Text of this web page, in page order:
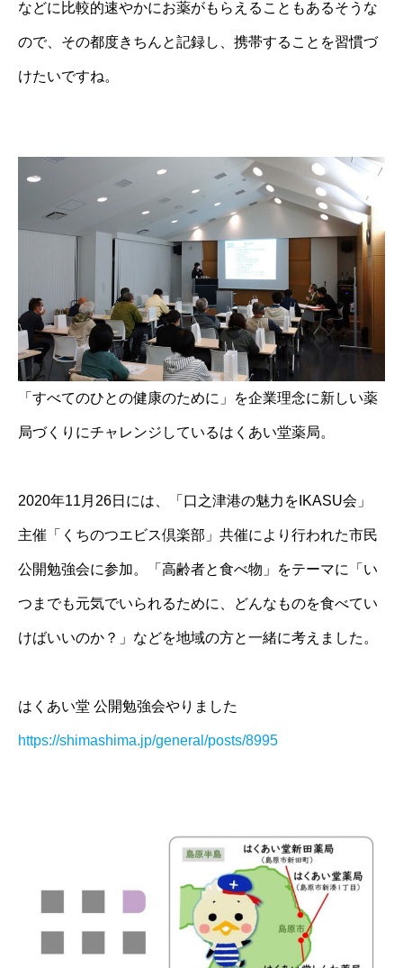
などに比較的速やかにお薬がもらえることもあるそうな
ので、その都度きちんと記録し、携帯することを習慣づ
けたいですね。
「すべてのひとの健康のために」を企業理念に新しい薬
局づくりにチャレンジしているはくあい堂薬局。
2020年11月26日には、「口之津港の魅力をIKASU会」
主催「くちのつエビス倶楽部」共催により行われた市民
公開勉強会に参加。「高齢者と食べ物」をテーマに「い
つまでも元気でいられるために、どんなものを食べてい
けばいいのか？」などを地域の方と一緒に考えました。
はくあい堂 公開勉強会やりました
https://shimashima.jp/general/posts/8995